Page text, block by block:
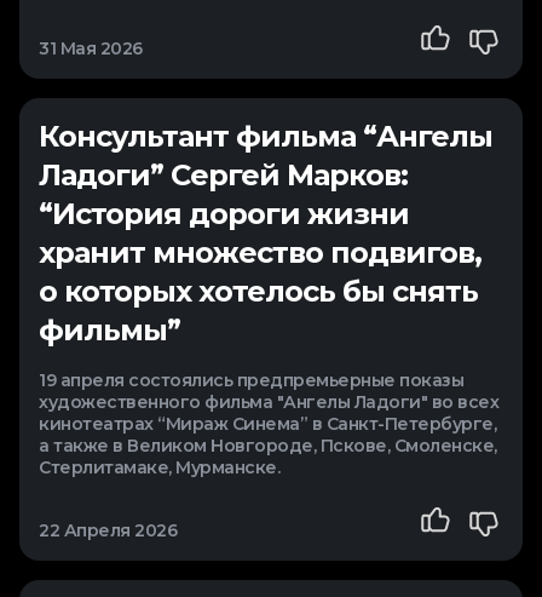
31 Мая 2026
Консультант фильма “Ангелы
Ладоги” Сергей Марков:
“История дороги жизни
хранит множество подвигов,
о которых хотелось бы снять
фильмы”
19 апреля состоялись предпремьерные показы
художественного фильма "Ангелы Ладоги" во всех
кинотеатрах “Мираж Синема” в Санкт-Петербурге,
а также в Великом Новгороде, Пскове, Смоленске,
Стерлитамаке, Мурманске.
22 Апреля 2026